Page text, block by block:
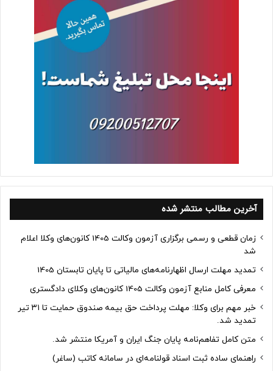
آخرین مطالب منتشر شده
زمان قطعی و رسمی برگزاری آزمون وکالت 1405 کانون‌های وکلا اعلام
شد
تمدید مهلت ارسال اظهارنامه‌های مالیاتی تا پایان تابستان 1405
معرفی کامل منابع آزمون وکالت 1405 کانون‌های وکلای دادگستری
خبر مهم برای وکلا: مهلت پرداخت حق بیمه صندوق حمایت تا ۳۱ تیر
تمدید شد.
متن کامل تفاهم‌نامه پایان جنگ ایران و آمریکا منتشر شد.
راهنمای ساده ثبت اسناد قولنامه‌ای در سامانه کاتب (ساغر)